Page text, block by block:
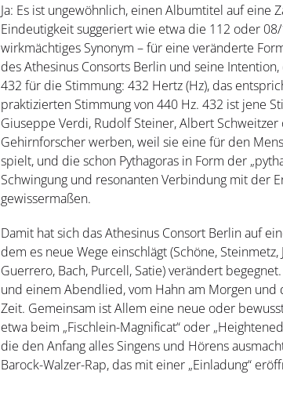
Ja: Es ist ungewöhnlich, einen Albumtitel auf eine
Eindeutigkeit suggeriert wie etwa die 112 oder
wirkmächtiges Synonym – für eine veränderte
des Athesinus Consorts Berlin und seine
432 für die Stimmung: 432 Hertz (Hz), das
praktizierten Stimmung von 440 Hz. 432 ist jene
Giuseppe Verdi, Rudolf Steiner, Albert
Gehirnforscher werben, weil sie eine für den
spielt, und die schon Pythagoras in Form der
Schwingung und resonanten Verbindung mit der
gewissermaßen.
Damit hat sich das Athesinus Consort Berlin auf
dem es neue Wege einschlägt (Schöne,
Guerrero, Bach, Purcell, Satie) verändert
und einem Abendlied, vom Hahn am Morgen
Zeit. Gemeinsam ist Allem eine neue oder
etwa beim „Fischlein-Magnificat“ oder
die den Anfang alles Singens und Hörens
Barock-Walzer-Rap, das mit einer „Einladung“